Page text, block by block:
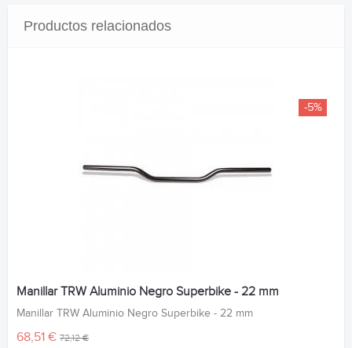
Productos relacionados
-5%
Manillar TRW Aluminio Negro Superbike - 22 mm
Manillar TRW Aluminio Negro Superbike - 22 mm
68,51 € 72,12 €